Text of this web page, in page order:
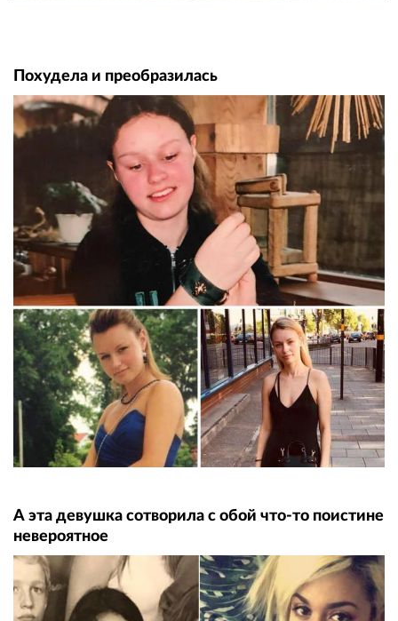
Похудела и преобразилась
А эта девушка сотворила с обой что-то поистине
невероятное